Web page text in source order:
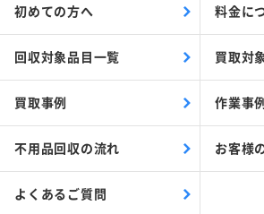
初めての方へ 料金に
回収対象品目一覧 買取対
買取事例 作業事
不用品回収の流れ お客様
よくあるご質問